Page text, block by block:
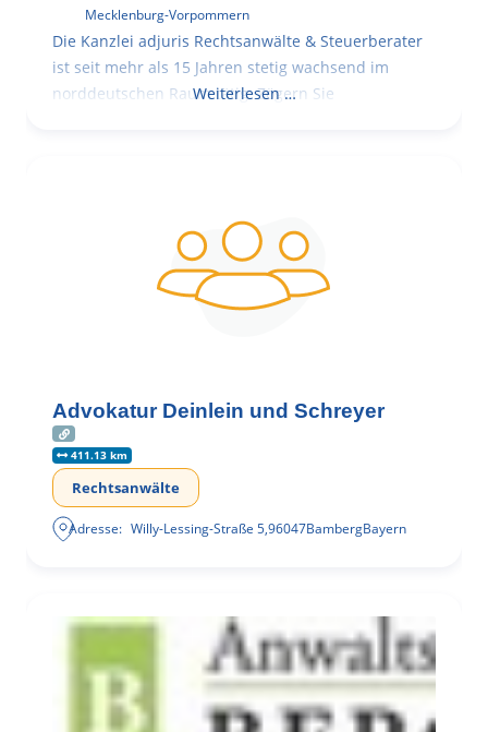
Mecklenburg-Vorpommern
Die Kanzlei adjuris Rechtsanwälte & Steuerberater
ist seit mehr als 15 Jahren stetig wachsend im
norddeutschen Raum tätig. Zögern Sie
Weiterlesen …
Advokatur Deinlein und Schreyer
411.13 km
Rechtsanwälte
Adresse: Willy-Lessing-Straße 5,96047BambergBayern